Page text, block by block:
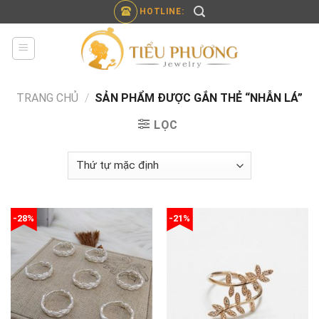
to
content
HOTLINE:
TRANG CHỦ / SẢN PHẨM ĐƯỢC GẮN THẺ “NHẪN LÁ”
LỌC
-28% -21%